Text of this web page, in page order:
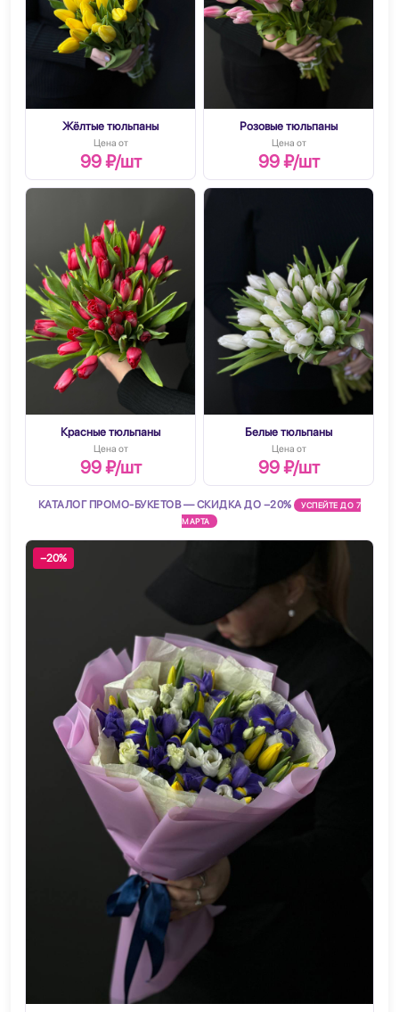
Жёлтые тюльпаны
Цена от
99 ₽/шт
Розовые тюльпаны
Цена от
99 ₽/шт
Красные тюльпаны
Цена от
99 ₽/шт
Белые тюльпаны
Цена от
99 ₽/шт
КАТАЛОГ ПРОМО-БУКЕТОВ — СКИДКА ДО −20%
УСПЕЙТЕ ДО 7
МАРТА
−20%